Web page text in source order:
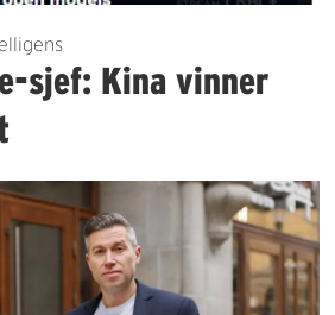
sjef: Kina vinner